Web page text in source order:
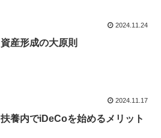
2024.11.24
資産形成の大原則
2024.11.17
扶養内でiDeCoを始めるメリット